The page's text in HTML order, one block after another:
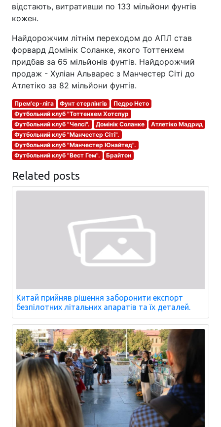
відстають, витративши по 133 мільйони фунтів
кожен.
Найдорожчим літнім переходом до АПЛ став
форвард Домінік Соланке, якого Тоттенхем
придбав за 65 мільйонів фунтів. Найдорожчий
продаж - Хуліан Альварес з Манчестер Сіті до
Атлетіко за 82 мільйони фунтів.
Прем'єр-ліга Фунт стерлінгів
Педро Нето
Футбольний клуб "Тоттенхем Хотспур
Футбольний клуб "Челсі".
Домінік Соланке
Атлетіко Мадрид
Футбольний клуб "Манчестер Сіті".
Футбольний клуб "Манчестер Юнайтед".
Футбольний клуб "Вест Гем".
Брайтон
Related posts
Китай прийняв рішення заборонити експорт
безпілотних літальних апаратів та їх деталей.